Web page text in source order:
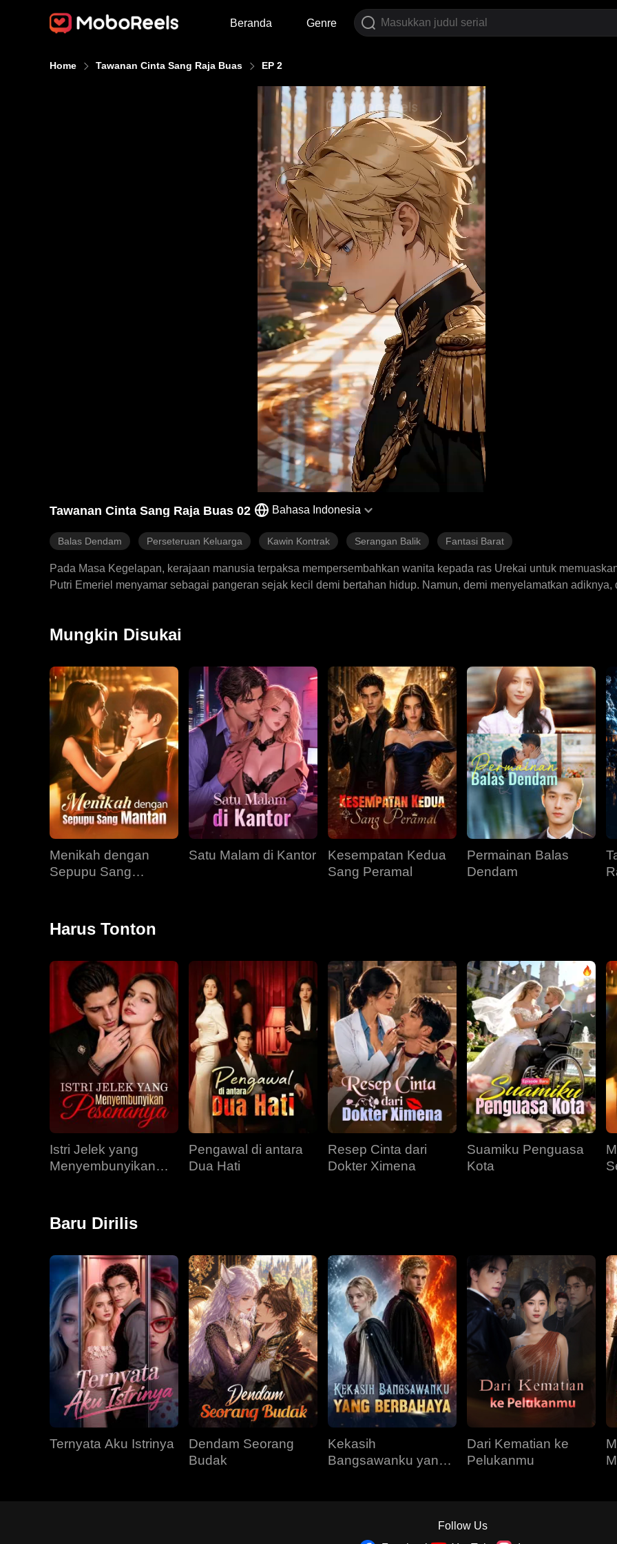
Beranda Genre
Home Tawanan Cinta Sang Raja Buas EP 2
Tawanan Cinta Sang Raja Buas 02 Bahasa Indonesia
Balas Dendam Perseteruan Keluarga Kawin Kontrak Serangan Balik Fantasi Barat
Pada Masa Kegelapan, kerajaan manusia terpaksa mempersembahkan wanita kepada ras Urekai untuk
Putri Emeriel menyamar sebagai pangeran sejak kecil demi bertahan hidup. Namun, demi menyelamatkan adiknya,
ketakutan dan hasrat. Rahasia, estrus, dan ikatan jiwa akan menyeretnya ke jurang takdir.
Mungkin Disukai
Menikah dengan
Sepupu Sang
Satu Malam di Kantor
Kesempatan Kedua
Sang Peramal
Permainan Balas
Dendam
Harus Tonton
Istri Jelek yang
Menyembunyikan
Pengawal di antara
Dua Hati
Resep Cinta dari
Dokter Ximena
Suamiku Penguasa
Kota
Baru Dirilis
Ternyata Aku Istrinya
Dendam Seorang
Budak
Kekasih
Bangsawanku yang
Dari Kematian ke
Pelukanmu
Follow Us